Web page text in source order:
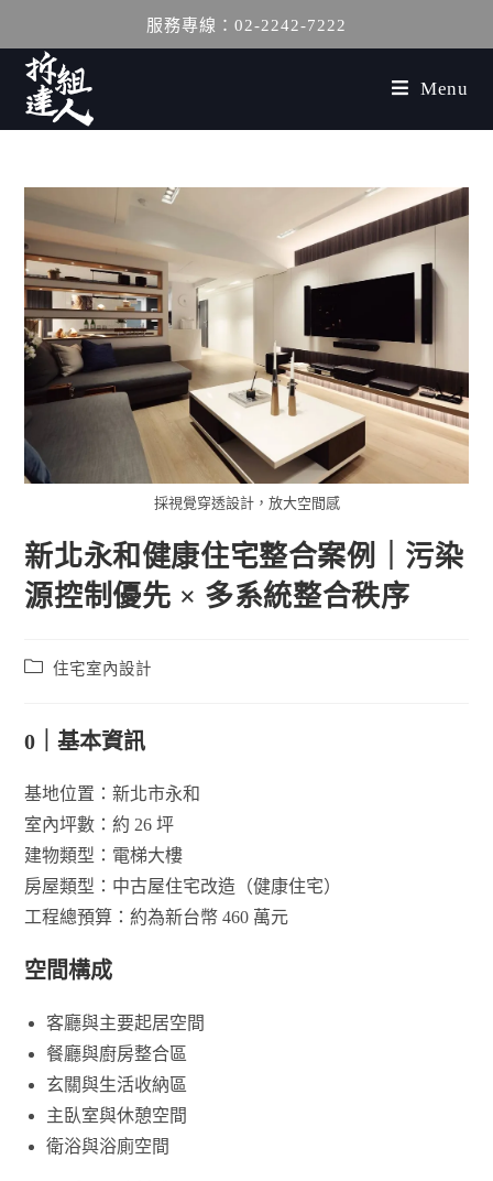
服務專線：02-2242-7222
Menu
採視覺穿透設計，放大空間感
新北永和健康住宅整合案例｜污染
源控制優先 × 多系統整合秩序
住宅室內設計
0｜基本資訊
基地位置：新北市永和
室內坪數：約 26 坪
建物類型：電梯大樓
房屋類型：中古屋住宅改造（健康住宅）
工程總預算：約為新台幣 460 萬元
空間構成
客廳與主要起居空間
餐廳與廚房整合區
玄關與生活收納區
主臥室與休憩空間
衛浴與浴廁空間